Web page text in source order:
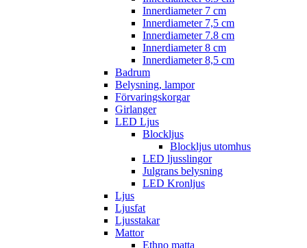
Innerdiameter 7 cm
Innerdiameter 7,5 cm
Innerdiameter 7.8 cm
Innerdiameter 8 cm
Innerdiameter 8,5 cm
Badrum
Belysning, lampor
Förvaringskorgar
Girlanger
LED Ljus
Blockljus
Blockljus utomhus
LED ljusslingor
Julgrans belysning
LED Kronljus
Ljus
Ljusfat
Ljusstakar
Mattor
Ethno matta